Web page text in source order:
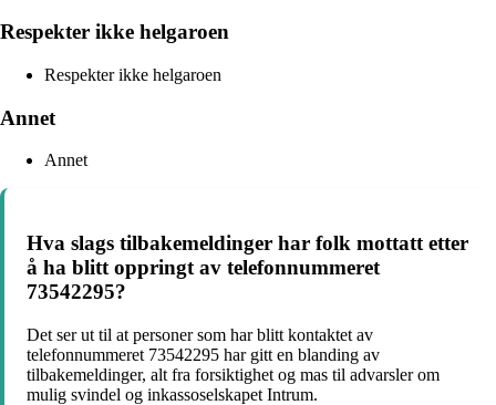
Respekter ikke helgaroen
Respekter ikke helgaroen
Annet
Annet
Hva slags tilbakemeldinger har folk mottatt etter
å ha blitt oppringt av telefonnummeret
73542295?
Det ser ut til at personer som har blitt kontaktet av
telefonnummeret 73542295 har gitt en blanding av
tilbakemeldinger, alt fra forsiktighet og mas til advarsler om
mulig svindel og inkassoselskapet Intrum.